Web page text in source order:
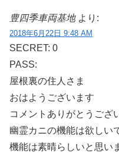
豊四季車両基地 より:
2018年6月22日 9:48 AM
SECRET: 0
PASS:
屋根裏の住人さま
おはようございます
コメントありがとうござ
幽霊カニの機能は欲しい
機能は素晴らしいと思い